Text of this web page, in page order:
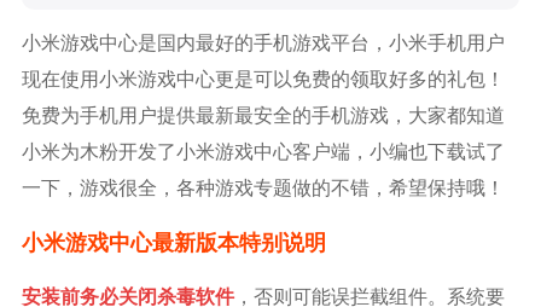
小米游戏中心是国内最好的手机游戏平台，小米手机用户
现在使用小米游戏中心更是可以免费的领取好多的礼包！
免费为手机用户提供最新最安全的手机游戏，大家都知道
小米为木粉开发了小米游戏中心客户端，小编也下载试了
一下，游戏很全，各种游戏专题做的不错，希望保持哦！
小米游戏中心最新版本特别说明
安装前务必关闭杀毒软件，否则可能误拦截组件。系统要